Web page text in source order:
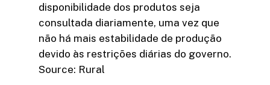
disponibilidade dos produtos seja
consultada diariamente, uma vez que
não há mais estabilidade de produção
devido às restrições diárias do governo.
Source: Rural